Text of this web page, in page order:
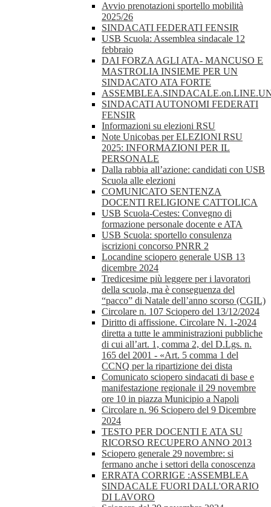
Avvio prenotazioni sportello mobilità
2025/26
SINDACATI FEDERATI FENSIR
USB Scuola: Assemblea sindacale 12
febbraio
DAI FORZA AGLI ATA- MANCUSO E
MASTROLIA INSIEME PER UN
SINDACATO ATA FORTE
SINDACATI AUTONOMI FEDERATI
FENSIR
Informazioni su elezioni RSU
Note Unicobas per ELEZIONI RSU
2025: INFORMAZIONI PER IL
PERSONALE
Dalla rabbia all’azione: candidati con USB
Scuola alle elezioni
COMUNICATO SENTENZA
DOCENTI RELIGIONE CATTOLICA
USB Scuola-Cestes: Convegno di
formazione personale docente e ATA
USB Scuola: sportello consulenza
iscrizioni concorso PNRR 2
Locandine sciopero generale USB 13
dicembre 2024
Tredicesime più leggere per i lavoratori
della scuola, ma è conseguenza del
“pacco” di Natale dell’anno scorso (CGIL)
Circolare n. 107 Sciopero del 13/12/2024
Diritto di affissione. Circolare N. 1-2024
diretta a tutte le amministrazioni pubbliche
di cui all’art. 1, comma 2, del D.Lgs. n.
165 del 2001 - «Art. 5 comma 1 del
CCNQ per la ripartizione dei dista
Comunicato sciopero sindacati di base e
manifestazione regionale il 29 novembre
ore 10 in piazza Municipio a Napoli
Circolare n. 96 Sciopero del 9 Dicembre
2024
TESTO PER DOCENTI E ATA SU
RICORSO RECUPERO ANNO 2013
Sciopero generale 29 novembre: si
fermano anche i settori della conoscenza
ERRATA CORRIGE :ASSEMBLEA
SINDACALE FUORI DALL'ORARIO
DI LAVORO